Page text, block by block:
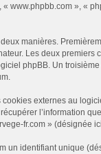
www.phpbb.com », «
manières.
Les deux
phpBB. Un
externes au
l’information
fr.com » (désignée
un identifiant unique